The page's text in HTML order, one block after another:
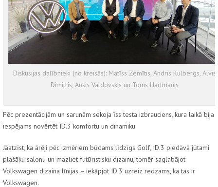
Diskusijas dalībnieki (no kreisās): Matīss Zemītis, Andris Kulbergs, Alvis
Dimitris, Ansis Valdovskis un Toms Hartmanis
Pēc prezentācijām un sarunām sekoja īss testa izbrauciens, kura laikā bija
iespējams novērtēt ID.3 komfortu un dinamiku.
Jāatzīst, ka ārēji pēc izmēriem būdams līdzīgs Golf, ID.3 piedāvā jūtami
plašāku salonu un mazliet futūristisku dizainu, tomēr saglabājot
Volkswagen dizaina līnijas – iekāpjot ID.3 uzreiz redzams, ka tas ir
Volkswagen.